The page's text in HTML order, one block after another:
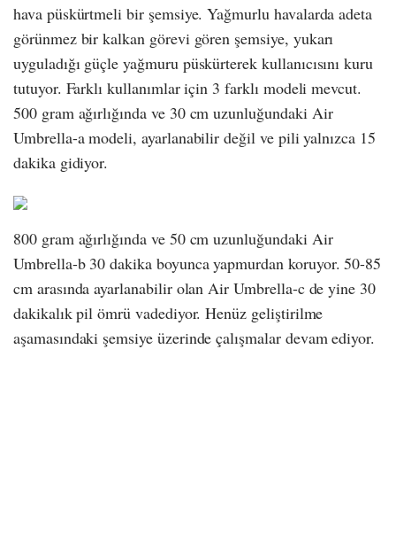
hava püskürtmeli bir şemsiye. Yağmurlu havalarda adeta
görünmez bir kalkan görevi gören şemsiye, yukarı
uyguladığı güçle yağmuru püskürterek kullanıcısını kuru
tutuyor. Farklı kullanımlar için 3 farklı modeli mevcut.
500 gram ağırlığında ve 30 cm uzunluğundaki Air
Umbrella-a modeli, ayarlanabilir değil ve pili yalnızca 15
dakika gidiyor.
800 gram ağırlığında ve 50 cm uzunluğundaki Air
Umbrella-b 30 dakika boyunca yapmurdan koruyor. 50-85
cm arasında ayarlanabilir olan Air Umbrella-c de yine 30
dakikalık pil ömrü vadediyor. Henüz geliştirilme
aşamasındaki şemsiye üzerinde çalışmalar devam ediyor.